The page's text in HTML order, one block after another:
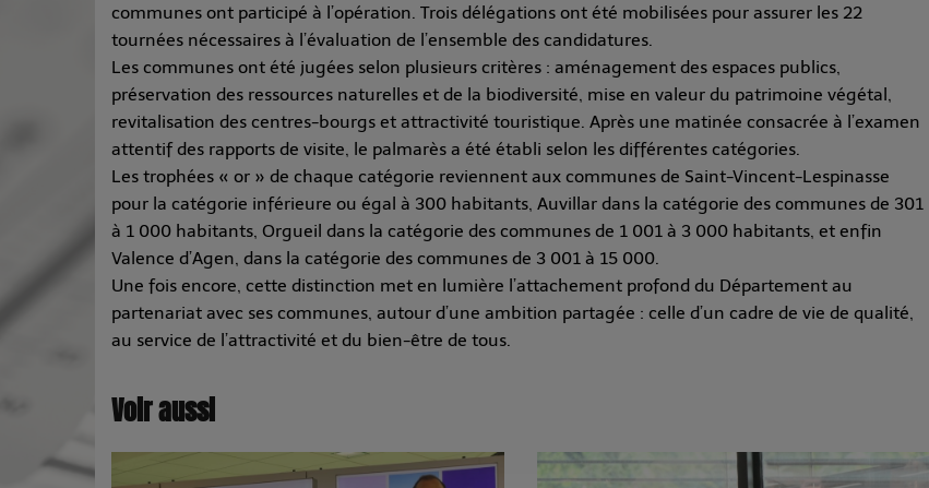
communes ont participé à l’opération. Trois délégations ont été mobilisées pour assurer les 22
tournées nécessaires à l’évaluation de l’ensemble des candidatures.
Les communes ont été jugées selon plusieurs critères : aménagement des espaces publics,
préservation des ressources naturelles et de la biodiversité, mise en valeur du patrimoine végétal,
revitalisation des centres-bourgs et attractivité touristique. Après une matinée consacrée à l’examen
attentif des rapports de visite, le palmarès a été établi selon les différentes catégories.
Les trophées « or » de chaque catégorie reviennent aux communes de Saint-Vincent-Lespinasse
pour la catégorie inférieure ou égal à 300 habitants, Auvillar dans la catégorie des communes de 301
à 1 000 habitants, Orgueil dans la catégorie des communes de 1 001 à 3 000 habitants, et enfin
Valence d’Agen, dans la catégorie des communes de 3 001 à 15 000.
Une fois encore, cette distinction met en lumière l’attachement profond du Département au
partenariat avec ses communes, autour d’une ambition partagée : celle d’un cadre de vie de qualité,
au service de l’attractivité et du bien-être de tous.
Voir aussi